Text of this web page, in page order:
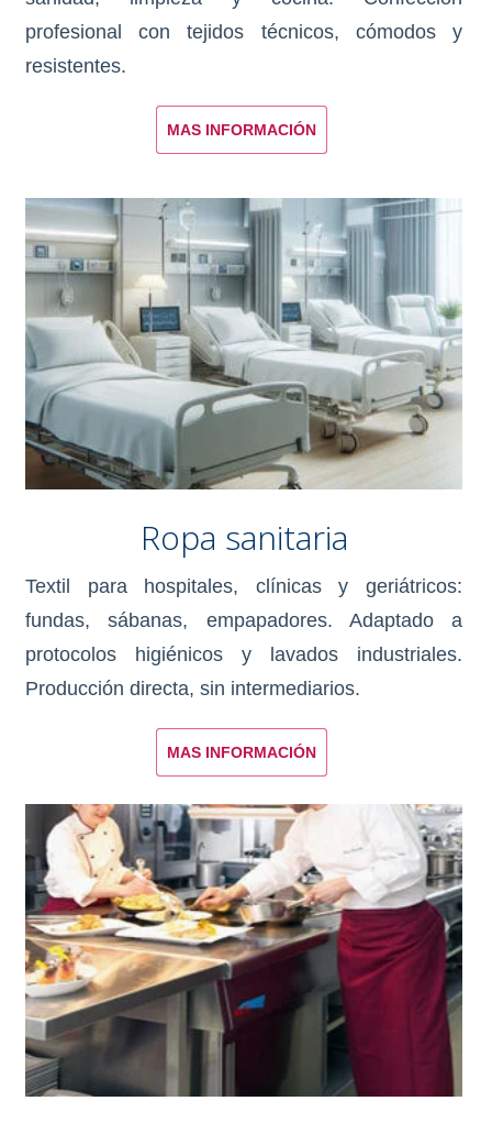
profesional con tejidos técnicos, cómodos y
resistentes.
MAS INFORMACIÓN
Ropa sanitaria
Textil para hospitales, clínicas y geriátricos:
fundas, sábanas, empapadores. Adaptado a
protocolos higiénicos y lavados industriales.
Producción directa, sin intermediarios.
MAS INFORMACIÓN